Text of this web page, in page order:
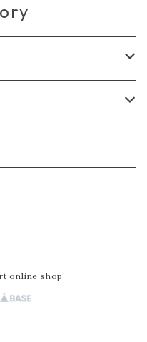
online shop